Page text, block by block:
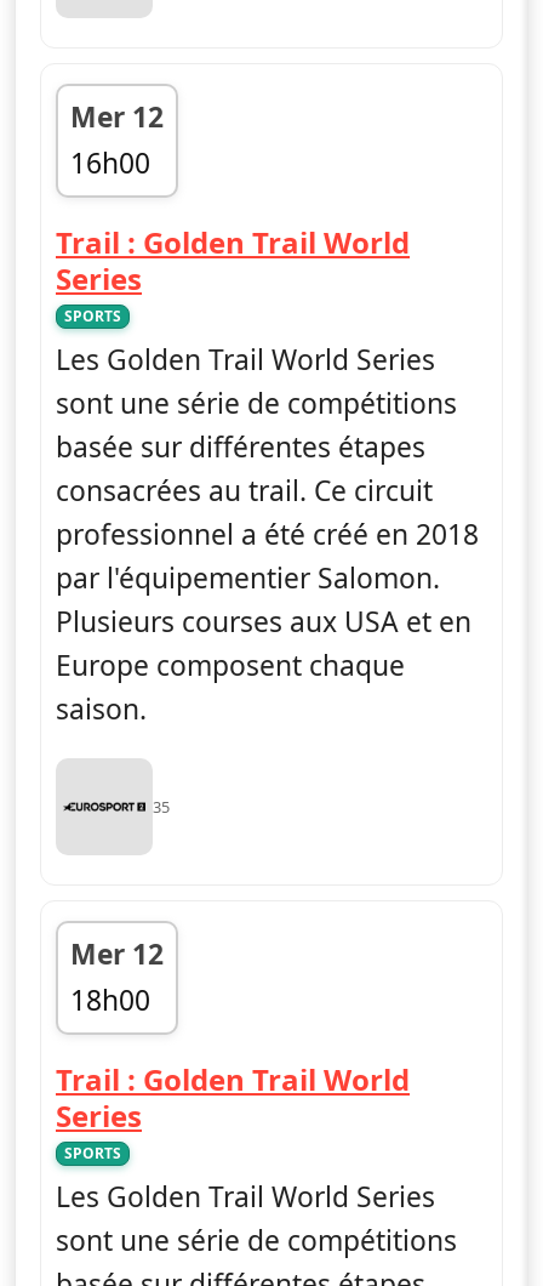
Mer 12
16h00
fin 17h00
Trail : Golden Trail World
Series
SPORTS
Les Golden Trail World Series
sont une série de compétitions
basée sur différentes étapes
consacrées au trail. Ce circuit
professionnel a été créé en 2018
par l'équipementier Salomon.
Plusieurs courses aux USA et en
Europe composent chaque
saison.
35
Mer 12
18h00
fin 18h30
Trail : Golden Trail World
Series
SPORTS
Les Golden Trail World Series
sont une série de compétitions